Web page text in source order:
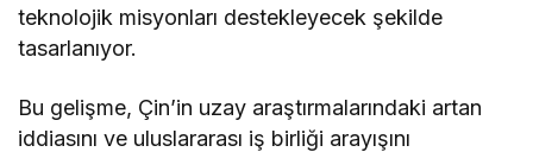
teknolojik misyonları destekleyecek şekilde
tasarlanıyor.
Bu gelişme, Çin’in uzay araştırmalarındaki artan
iddiasını ve uluslararası iş birliği arayışını